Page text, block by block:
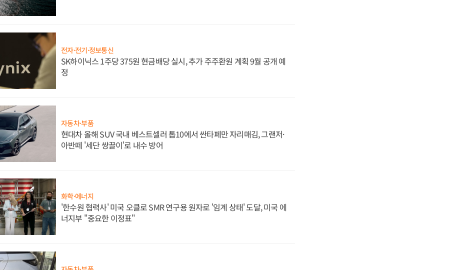
전자·전기·정보통신
SK하이닉스 1주당 375원 현금배당 실시, 추가 주주환원 계획 9월 공개 예
정
자동차·부품
현대차 올해 SUV 국내 베스트셀러 톱10에서 싼타페만 자리매김, 그랜저·
아반떼 '세단 쌍끌이'로 내수 방어
화학·에너지
'한수원 협력사' 미국 오클로 SMR 연구용 원자로 '임계 상태' 도달, 미국 에
너지부 "중요한 이정표"